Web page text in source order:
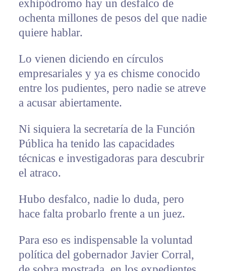
exhipódromo hay un desfalco de
ochenta millones de pesos del que nadie
quiere hablar.
Lo vienen diciendo en círculos
empresariales y ya es chisme conocido
entre los pudientes, pero nadie se atreve
a acusar abiertamente.
Ni siquiera la secretaría de la Función
Pública ha tenido las capacidades
técnicas e investigadoras para descubrir
el atraco.
Hubo desfalco, nadie lo duda, pero
hace falta probarlo frente a un juez.
Para eso es indispensable la voluntad
política del gobernador Javier Corral,